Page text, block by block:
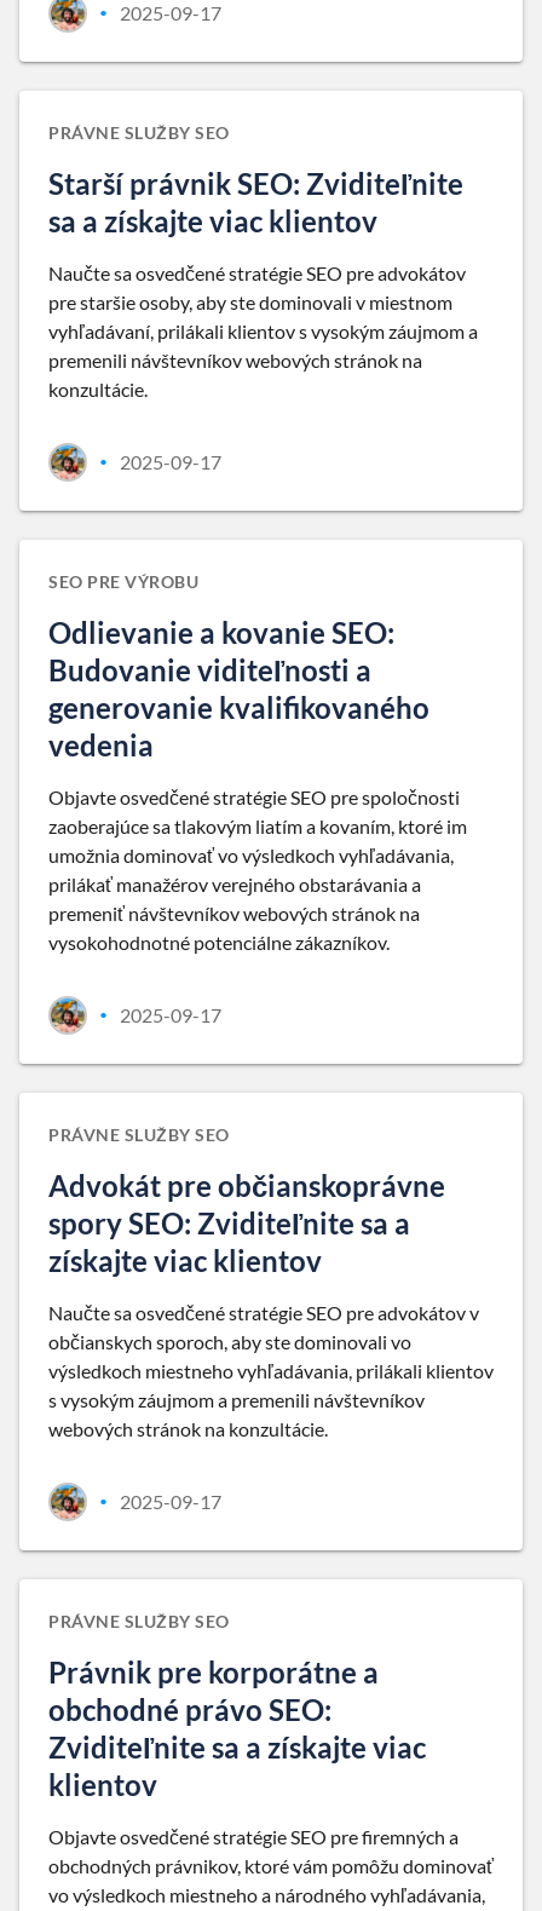
• 2025-09-17
PRÁVNE SLUŽBY SEO
Starší právnik SEO: Zviditeľnite
sa a získajte viac klientov
Naučte sa osvedčené stratégie SEO pre advokátov
pre staršie osoby, aby ste dominovali v miestnom
vyhľadávaní, prilákali klientov s vysokým záujmom a
premenili návštevníkov webových stránok na
konzultácie.
• 2025-09-17
SEO PRE VÝROBU
Odlievanie a kovanie SEO:
Budovanie viditeľnosti a
generovanie kvalifikovaného
vedenia
Objavte osvedčené stratégie SEO pre spoločnosti
zaoberajúce sa tlakovým liatím a kovaním, ktoré im
umožnia dominovať vo výsledkoch vyhľadávania,
prilákať manažérov verejného obstarávania a
premeniť návštevníkov webových stránok na
vysokohodnotné potenciálne zákazníkov.
• 2025-09-17
PRÁVNE SLUŽBY SEO
Advokát pre občianskoprávne
spory SEO: Zviditeľnite sa a
získajte viac klientov
Naučte sa osvedčené stratégie SEO pre advokátov v
občianskych sporoch, aby ste dominovali vo
výsledkoch miestneho vyhľadávania, prilákali klientov
s vysokým záujmom a premenili návštevníkov
webových stránok na konzultácie.
• 2025-09-17
PRÁVNE SLUŽBY SEO
Právnik pre korporátne a
obchodné právo SEO:
Zviditeľnite sa a získajte viac
klientov
Objavte osvedčené stratégie SEO pre firemných a
obchodných právnikov, ktoré vám pomôžu dominovať
vo výsledkoch miestneho a národného vyhľadávania,